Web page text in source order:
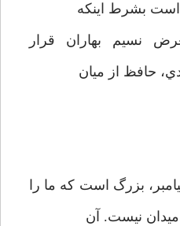
است بشرط اينکه
نسيم بهاران قرار
حافظ از ميان
بزرگ است که ما را
نيست. آن